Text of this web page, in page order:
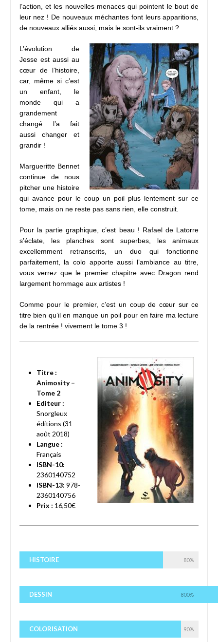
l’action, et les nouvelles menaces qui pointent le bout de
leur nez ! De nouveaux méchantes font leurs apparitions,
de nouveaux alliés aussi, mais le sont-ils vraiment ?
L’évolution de
Jesse est aussi au
cœur de l’histoire,
car, même si c’est
un enfant, le
monde qui a
grandement
changé l’a fait
aussi changer et
grandir !
Margueritte Bennet
continue de nous
pitcher une histoire
qui avance pour le coup un poil plus lentement sur ce
tome, mais on ne reste pas sans rien, elle construit.
Pour la partie graphique, c’est beau ! Rafael de Latorre
s’éclate, les planches sont superbes, les animaux
excellemment retranscrits, un duo qui fonctionne
parfaitement, la colo apporte aussi l’ambiance au titre,
vous verrez que le premier chapitre avec Dragon rend
largement hommage aux artistes !
Comme pour le premier, c’est un coup de cœur sur ce
titre bien qu’il en manque un poil pour en faire ma lecture
de la rentrée ! vivement le tome 3 !
Titre :
Animosity –
Tome 2
Editeur :
Snorgleux
éditions (31
août 2018)
Langue :
Français
ISBN-10:
2360140752
ISBN-13: 978-
2360140756
Prix : 16,50€
HISTOIRE 80%
DESSIN 800%
COLORISATION 90%